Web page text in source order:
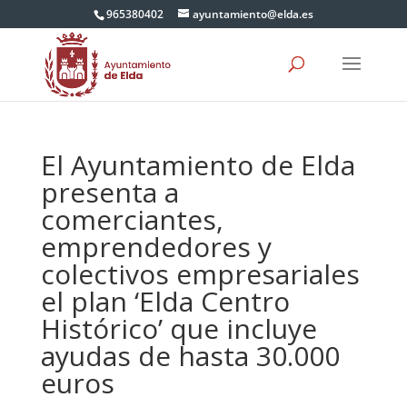
965380402 ayuntamiento@elda.es
El Ayuntamiento de Elda
presenta a
comerciantes,
emprendedores y
colectivos empresariales
el plan ‘Elda Centro
Histórico’ que incluye
ayudas de hasta 30.000
euros